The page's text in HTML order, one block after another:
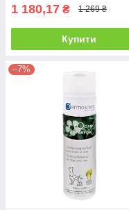
1 180,17 ₴ 1 269 ₴
Купити
–7%